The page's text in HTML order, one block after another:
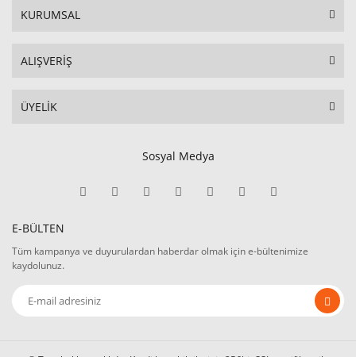
KURUMSAL
ALIŞVERİŞ
ÜYELİK
Sosyal Medya
E-BÜLTEN
Tüm kampanya ve duyurulardan haberdar olmak için e-bültenimize
kaydolunuz.